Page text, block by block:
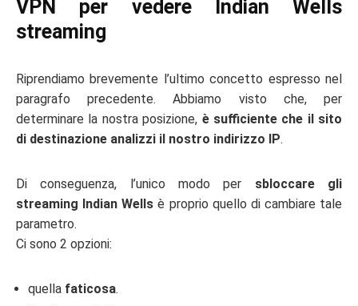
VPN per vedere Indian Wells
streaming
Riprendiamo brevemente l’ultimo concetto espresso nel
paragrafo precedente. Abbiamo visto che, per
determinare la nostra posizione, è sufficiente che il sito
di destinazione analizzi il nostro indirizzo IP.
Di conseguenza, l’unico modo per sbloccare gli
streaming Indian Wells è proprio quello di cambiare tale
parametro.
Ci sono 2 opzioni:
quella faticosa.